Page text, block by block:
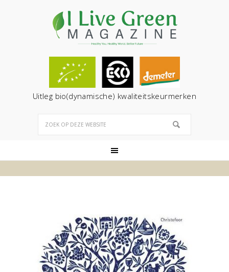
Uitleg bio(dynamische) kwaliteitskeurmerken